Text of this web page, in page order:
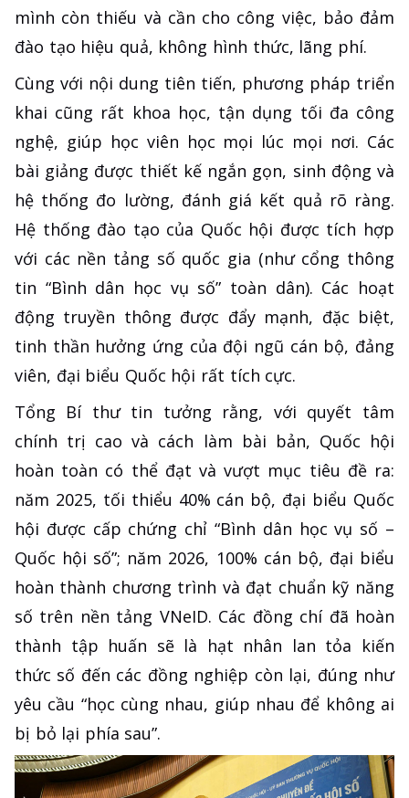
mình còn thiếu và cần cho công việc, bảo đảm
đào tạo hiệu quả, không hình thức, lãng phí.
Cùng với nội dung tiên tiến, phương pháp triển
khai cũng rất khoa học, tận dụng tối đa công
nghệ, giúp học viên học mọi lúc mọi nơi. Các
bài giảng được thiết kế ngắn gọn, sinh động và
hệ thống đo lường, đánh giá kết quả rõ ràng.
Hệ thống đào tạo của Quốc hội được tích hợp
với các nền tảng số quốc gia (như cổng thông
tin “Bình dân học vụ số” toàn dân). Các hoạt
động truyền thông được đẩy mạnh, đặc biệt,
tinh thần hưởng ứng của đội ngũ cán bộ, đảng
viên, đại biểu Quốc hội rất tích cực.
Tổng Bí thư tin tưởng rằng, với quyết tâm
chính trị cao và cách làm bài bản, Quốc hội
hoàn toàn có thể đạt và vượt mục tiêu đề ra:
năm 2025, tối thiểu 40% cán bộ, đại biểu Quốc
hội được cấp chứng chỉ “Bình dân học vụ số –
Quốc hội số”; năm 2026, 100% cán bộ, đại biểu
hoàn thành chương trình và đạt chuẩn kỹ năng
số trên nền tảng VNeID. Các đồng chí đã hoàn
thành tập huấn sẽ là hạt nhân lan tỏa kiến
thức số đến các đồng nghiệp còn lại, đúng như
yêu cầu “học cùng nhau, giúp nhau để không ai
bị bỏ lại phía sau”.